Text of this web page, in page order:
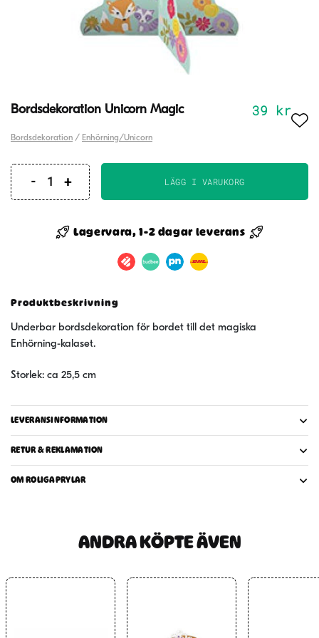
Bordsdekoration Unicorn Magic 39 kr
Bordsdekoration / Enhörning/Unicorn
Bordsdekoration
Magic
mängd
LÄGG I VARUKORG
Lagervara, 1-2 dagar leverans
Produktbeskrivning
Underbar bordsdekoration för bordet till det magiska
Enhörning-kalaset.
Storlek: ca 25,5 cm
LEVERANSINFORMATION
RETUR & REKLAMATION
OM ROLIGAPRYLAR
ANDRA KÖPTE ÄVEN